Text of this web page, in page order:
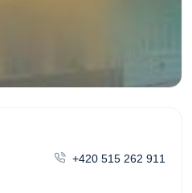
+420 515 262 911